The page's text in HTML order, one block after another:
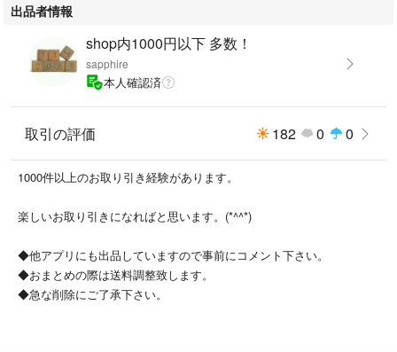
出品者情報
shop内1000円以下 多数！
sapphire
本人確認済
取引の評価 182 0 0
1000件以上のお取り引き経験があります。
楽しいお取り引きになればと思います。(*^^*)
◆他アプリにも出品していますので事前にコメント下さい。
◆おまとめの際は送料調整致します。
◆急な削除にご了承下さい。